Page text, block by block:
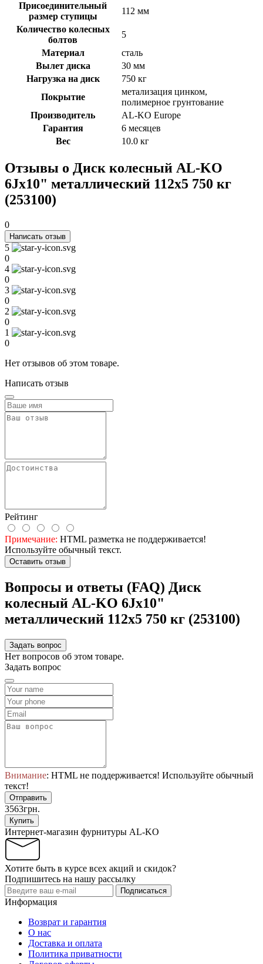
Присоединительный
размер ступицы
112 мм
Количество колесных
болтов
5
Материал
сталь
Вылет диска
30 мм
Нагрузка на диск
750 кг
Покрытие
метализация цинком,
полимерное грунтование
Производитель
AL-KO Europe
Гарантия
6 месяцев
Вес
10.0 кг
Отзывы о Диск колесный AL-KO
6Jx10" металлический 112х5 750 кг
(253100)
0
Написать отзыв
5
0
4
0
3
0
2
0
1
0
Нет отзывов об этом товаре.
Написать отзыв
Рейтинг
Примечание: HTML разметка не поддерживается!
Используйте обычный текст.
Оставить отзыв
Вопросы и ответы (FAQ) Диск
колесный AL-KO 6Jx10"
металлический 112х5 750 кг (253100)
Задать вопрос
Нет вопросов об этом товаре.
Задать вопрос
Внимание: HTML не поддерживается! Используйте обычный
текст!
Отправить
3563грн.
Купить
Интернет-магазин фурнитуры AL-KO
Хотите быть в курсе всех акций и скидок?
Подпишитесь на нашу рассылку
Подписаться
Информация
Возврат и гарантия
О нас
Доставка и оплата
Политика приватности